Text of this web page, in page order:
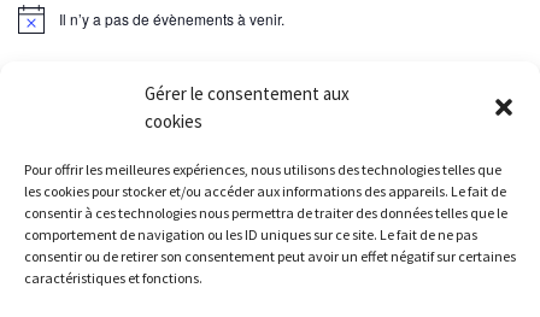
Gérer le consentement aux
cookies
Pour offrir les meilleures expériences, nous utilisons des technologies telles que
les cookies pour stocker et/ou accéder aux informations des appareils. Le fait de
consentir à ces technologies nous permettra de traiter des données telles que le
comportement de navigation ou les ID uniques sur ce site. Le fait de ne pas
consentir ou de retirer son consentement peut avoir un effet négatif sur certaines
caractéristiques et fonctions.
Il n’y a pas de évènements à venir.
Parcourir les articles
20,89 DE CROSNE – 15/12/2024
RETOUR À LA LISTE DES